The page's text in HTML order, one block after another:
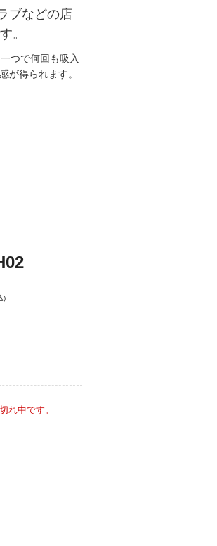
ブなどの店
。
つで何回も吸入
が得られます。
)
れ中です。